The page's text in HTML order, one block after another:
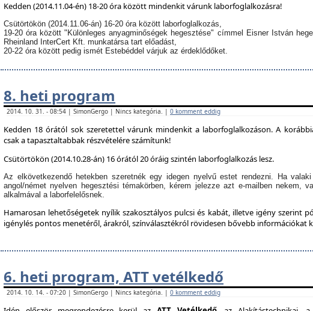
Kedden (2014.11.04-én) 18-20 óra között mindenkit várunk laborfoglalkozásra!
Csütörtökön (2014.11.06-án) 16-20 óra között laborfoglalkozás,
19-20 óra között "Különleges anyagminőségek hegesztése" címmel Eisner István
Rheinland InterCert Kft. munkatársa tart előadást,
20-22 óra között pedig ismét Estebéddel várjuk az érdeklődőket.
8. heti program
2014. 10. 31. - 08:54 | SimonGergo | Nincs kategória. | 0 komment eddig
Kedden 18 órától sok szeretettel várunk mindenkit a laborfoglalkozáson. A
csak a tapasztaltabbak részvételére számítunk!
Csütörtökön (2014.10.28-án) 16 órától 20 óráig szintén laborfoglalkozás lesz.
Az elkövetkezendő hetekben szeretnék egy idegen nyelvű estet rendezni. Ha
angol/német nyelven hegesztési témakörben, kérem jelezze azt e-mailben nekem,
alkalmával a laborfelelősnek.
Hamarosan lehetőségetek nyílik szakosztályos pulcsi és kabát, illetve igény szerint
igénylés pontos menetéről, árakról, színválasztékról rövidesen bővebb információkat
6. heti program, ATT vetélkedő
2014. 10. 14. - 07:20 | SimonGergo | Nincs kategória. | 0 komment eddig